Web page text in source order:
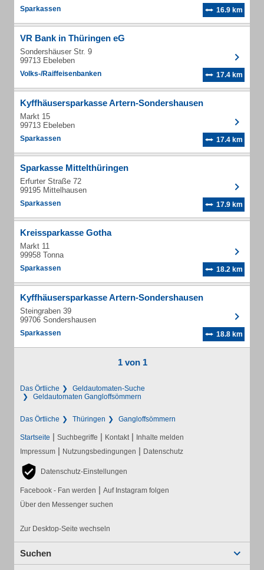
Sparkassen 16.9 km
VR Bank in Thüringen eG
Sondershäuser Str. 9
99713 Ebeleben
Volks-/Raiffeisenbanken 17.4 km
Kyffhäusersparkasse Artern-Sondershausen
Markt 15
99713 Ebeleben
Sparkassen 17.4 km
Sparkasse Mittelthüringen
Erfurter Straße 72
99195 Mittelhausen
Sparkassen 17.9 km
Kreissparkasse Gotha
Markt 11
99958 Tonna
Sparkassen 18.2 km
Kyffhäusersparkasse Artern-Sondershausen
Steingraben 39
99706 Sondershausen
Sparkassen 18.8 km
1 von 1
Das Örtliche
Geldautomaten-Suche
Geldautomaten Gangloffsömmern
Das Örtliche Thüringen Gangloffsömmern
Startseite | Suchbegriffe | Kontakt | Inhalte melden
Impressum | Nutzungsbedingungen | Datenschutz
Datenschutz-Einstellungen
Facebook - Fan werden | Auf Instagram folgen
Über den Messenger suchen
Zur Desktop-Seite wechseln
Suchen